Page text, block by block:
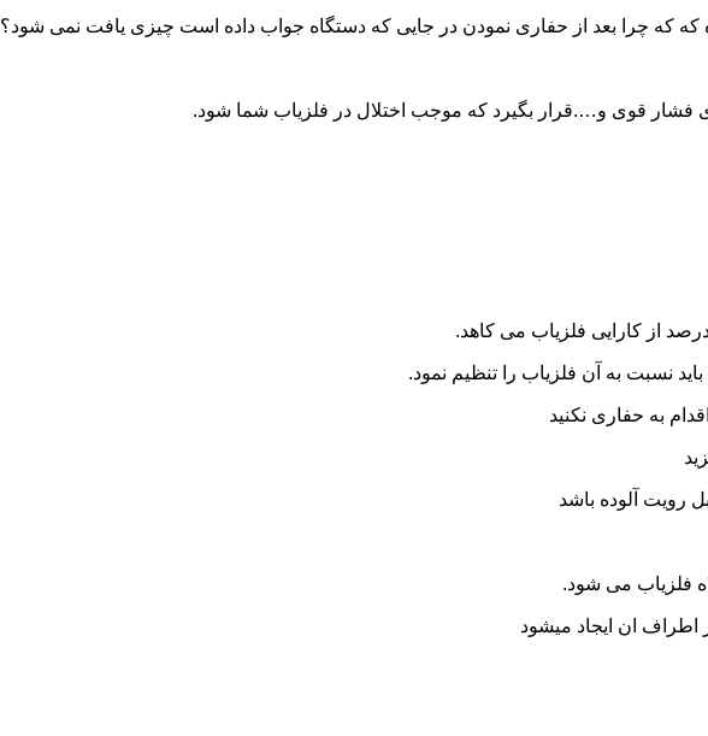
که که چرا بعد از حفاری نمودن در جایی که دستگاه جواب داده است چیزی یافت نمی شود؟
به حفاری نکنید
رویت آلوده باشد